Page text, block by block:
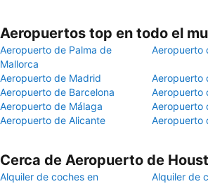
Aeropuertos top en todo el
Aeropuerto de Palma de
Mallorca
Aeropuerto
Aeropuerto de Madrid
Aeropuerto
Aeropuerto de Barcelona
Aeropuerto
Aeropuerto de Málaga
Aeropuerto
Aeropuerto de Alicante
Aeropuerto
Cerca de Aeropuerto de
Alquiler de coches en
Alquiler de